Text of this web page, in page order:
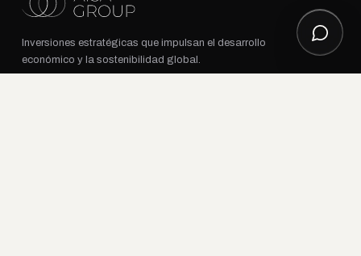
Inversiones estratégicas que impulsan el desarrollo
económico y la sostenibilidad global.